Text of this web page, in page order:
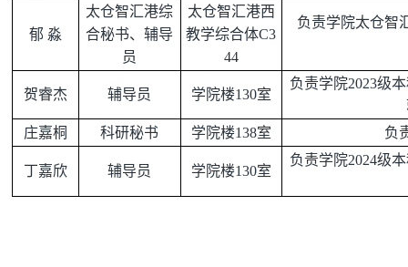
郁 淼
太仓智汇港综
合秘书、辅导
员
太仓智汇港西
教学综合体C3
44
负责学院太仓智
贺睿杰 辅导员 学院楼130室
负责学院2023级
庄嘉桐
科研秘书 学院楼138室 负
丁嘉欣 辅导员 学院楼130室
负责学院2024级